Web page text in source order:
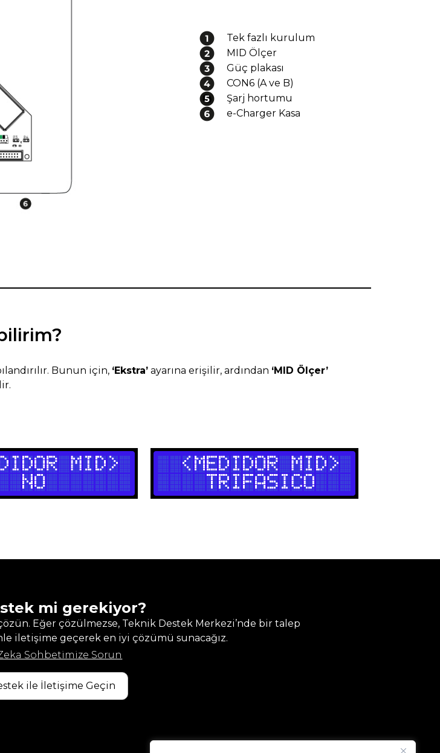
Tek fazlı kurulum
MID Ölçer
Güç plakası
CON6 (A ve B)
Şarj hortumu
e-Charger Kasa
Bunun için, ‘Ekstra’ayarına erişilir, ardından ‘MID Ölçer’
mi gerekiyor?
Eğer çözülmezse, Teknik Destek Merkezi’nde bir talep
iletişime geçerek en iyi çözümü sunacağız.
Sohbetimize Sorun
ile İletişime Geçin